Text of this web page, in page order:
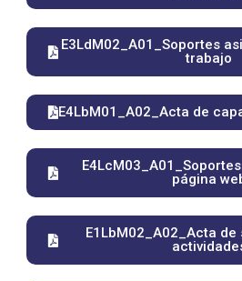
E3LdM02_A01_Soportes
trabajo
E4LbM01_A02_Acta de
página
E1LbM02_A02_Acta